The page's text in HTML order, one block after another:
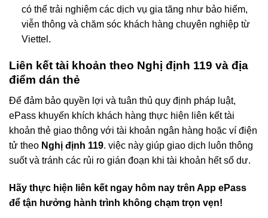
có thể trải nghiệm các dịch vụ gia tăng như bảo hiểm,
viễn thông và chăm sóc khách hàng chuyên nghiệp từ
Viettel.
Liên kết tài khoản theo Nghị định 119 và địa
điểm dán thẻ
Để đảm bảo quyền lợi và tuân thủ quy định pháp luật,
ePass khuyến khích khách hàng thực hiện liên kết tài
khoản thẻ giao thông với tài khoản ngân hàng hoặc ví điện
tử theo Nghị định 119. việc này giúp giao dịch luôn thông
suốt và tránh các rủi ro gián đoạn khi tài khoản hết số dư.
Hãy thực hiện liên kết ngay hôm nay trên App ePass
để tận hưởng hành trình không chạm trọn vẹn!